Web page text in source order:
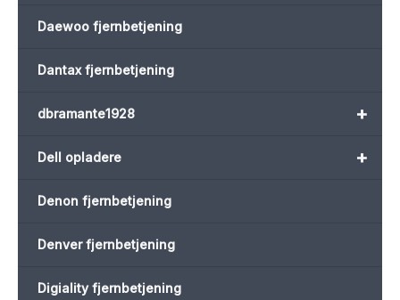
Daewoo fjernbetjening
Dantax fjernbetjening
+
dbramante1928
+
Dell opladere
Denon fjernbetjening
Denver fjernbetjening
Digiality fjernbetjening